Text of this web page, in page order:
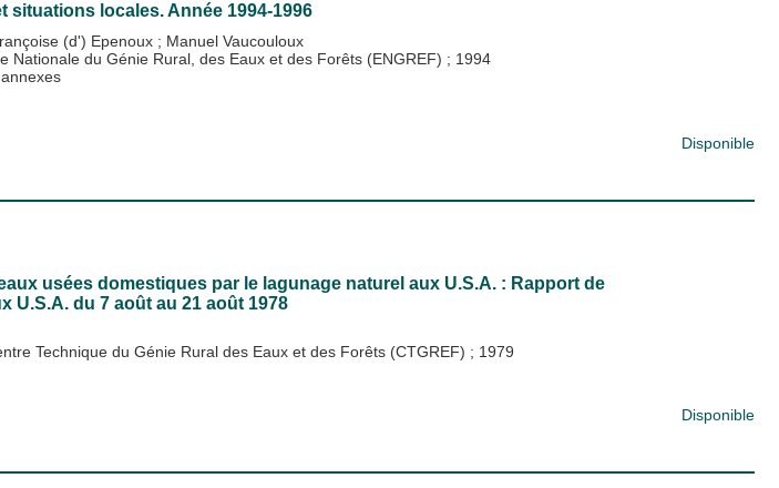
situations locales. Année 1994-1996
(d') Epenoux ; Manuel Vaucouloux
Nationale du Génie Rural, des Eaux et des Forêts (ENGREF) ; 1994
Disponible
usées domestiques par le lagunage naturel aux U.S.A. : Rapport de
U.S.A. du 7 août au 21 août 1978
Technique du Génie Rural des Eaux et des Forêts (CTGREF) ; 1979
Disponible